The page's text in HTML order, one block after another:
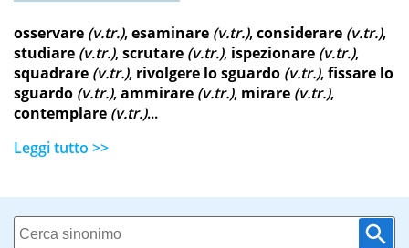
osservare (v.tr.),esaminare (v.tr.),considerare (v.tr.),
studiare (v.tr.),scrutare (v.tr.), ispezionare (v.tr.),
squadrare (v.tr.), rivolgere lo sguardo (v.tr.),fissare lo
sguardo (v.tr.),ammirare (v.tr.), mirare (v.tr.),
contemplare (v.tr.)...
Leggi tutto >>